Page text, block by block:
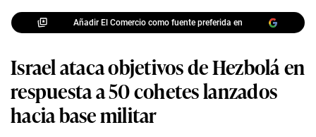
Añadir El Comercio como fuente preferida en
Israel ataca objetivos de Hezbolá en
respuesta a 50 cohetes lanzados
hacia base militar